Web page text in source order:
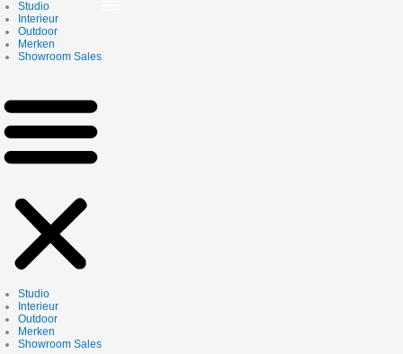
Skip
to
content
Studio
Interieur
Outdoor
Merken
Showroom Sales
Studio
Interieur
Outdoor
Merken
Showroom Sales